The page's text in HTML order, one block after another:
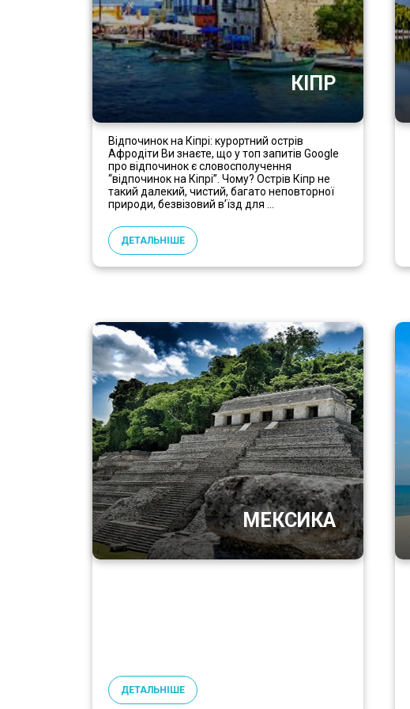
КІПР
Відпочинок на Кіпрі: курортний острів
Афродіти Ви знаєте, що у топ запитів Google
про відпочинок є словосполучення
“відпочинок на Кіпрі”. Чому? Острів Кіпр не
такий далекий, чистий, багато неповторної
природи, безвізовий в’їзд для ...
ДЕТАЛЬНІШЕ
МЕКСИКА
ДЕТАЛЬНІШЕ